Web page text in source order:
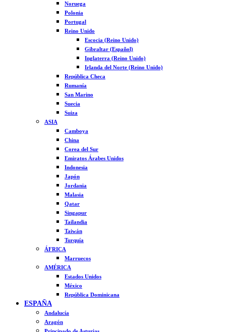
Noruega
Polonia
Portugal
Reino Unido
Escocia (Reino Unido)
Gibraltar (Español)
Inglaterra (Reino Unido)
Irlanda del Norte (Reino Unido)
República Checa
Rumanía
San Marino
Suecia
Suiza
ASIA
Camboya
China
Corea del Sur
Emiratos Árabes Unidos
Indonesia
Japón
Jordania
Malasia
Qatar
Singapur
Tailandia
Taiwán
Turquía
ÁFRICA
Marruecos
AMÉRICA
Estados Unidos
México
República Dominicana
ESPAÑA
Andalucía
Aragón